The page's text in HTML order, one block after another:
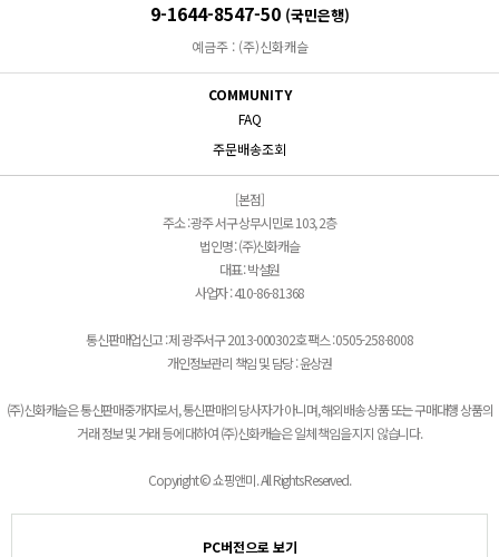
9-1644-8547-50 (국민은행)
예금주 : (주)신화캐슬
COMMUNITY
FAQ
주문배송조회
[본점]
주소 : 광주 서구 상무시민로 103, 2층
법인명 : (주)신화캐슬
대표 : 박설원
사업자 : 410-86-81368
통신판매업신고 : 제 광주서구 2013-000302호 팩스 : 0505-258-8008
개인정보관리 책임 및 담당 : 윤상권
(주)신화캐슬은 통신판매중개자로서, 통신판매의 당사자가 아니며, 해외배송 상품 또는 구매대행 상품의
거래 정보 및 거래 등에 대하여 (주)신화캐슬은 일체 책임을 지지 않습니다.
Copyright © 쇼핑앤미. All Rights Reserved.
PC버전으로 보기